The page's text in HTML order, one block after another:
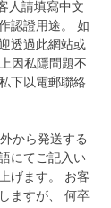
人請填寫中文
認證用途。 如
透過此網站或
因私隱問題不
下以電郵聯絡
から発送する
にてご記入い
げます。 お客
ますが、 何卒